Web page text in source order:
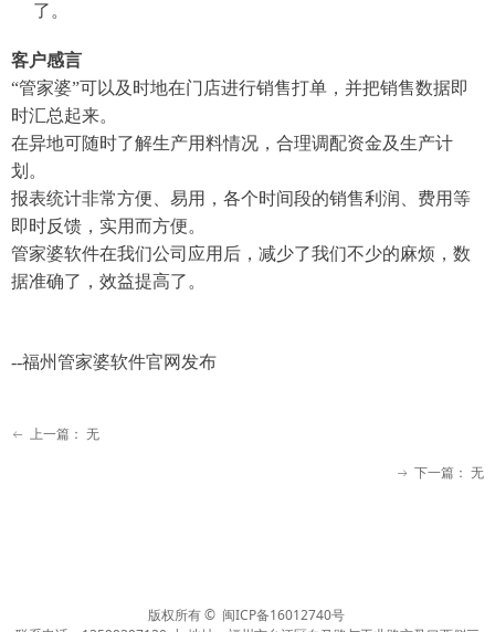
了。
客户感言
“管家婆”可以及时地在门店进行销售打单，并把销售数据即
时汇总起来。
在异地可随时了解生产用料情况，合理调配资金及生产计
划。
报表统计非常方便、易用，各个时间段的销售利润、费用等
即时反馈，实用而方便。
管家婆软件在我们公司应用后，减少了我们不少的麻烦，数
据准确了，效益提高了。
--福州管家婆软件官网发布
ꂃ 上一篇： 无
ꁹ 下一篇： 无
版权所有 © 闽ICP备16012740号